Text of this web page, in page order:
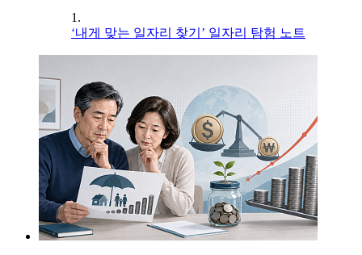
1.
‘내게 맞는 일자리 찾기’ 일자리 탐험 노트